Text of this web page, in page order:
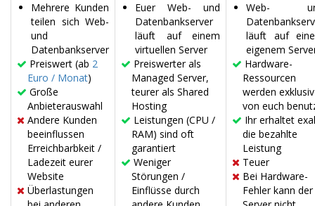
Mehrere Kunden
teilen sich Web-
und
Datenbankserver
Preiswert (ab 2
Euro / Monat)
Große
Anbieterauswahl
Andere Kunden
beeinflussen
Erreichbarbkeit /
Ladezeit eurer
Website
Überlastungen
Euer Web- und
Datenbankserver
läuft auf einem
virtuellen Server
Preiswerter als
Managed Server,
teurer als Shared
Hosting
Leistungen (CPU /
RAM) sind oft
garantiert
Weniger
Störungen /
Einflüsse durch
Web-
läuft auf
eigenem
Hardware-
Ressourcen
werden exklusiv
von euch
Ihr erhaltet
die bezahlte
Leistung
Teuer
Bei Hardware-
Fehler kann der